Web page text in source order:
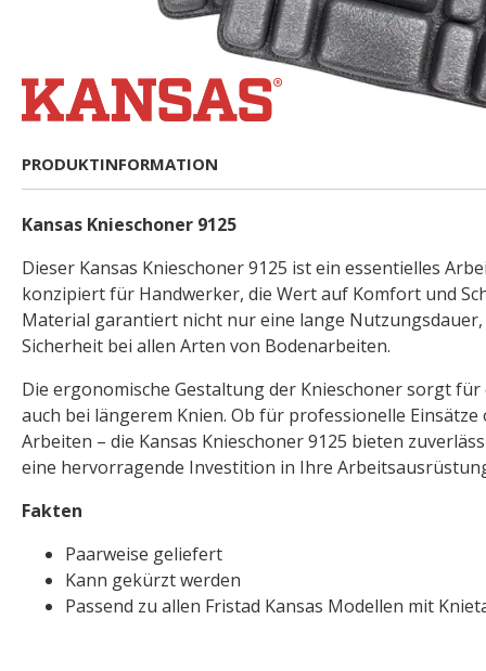
PRODUKTINFORMATION
Kansas Knieschoner 9125
Dieser Kansas Knieschoner 9125 ist ein essentielles
konzipiert für Handwerker, die Wert auf Komfort und
Material garantiert nicht nur eine lange
Sicherheit bei allen Arten von Bodenarbeiten.
Die ergonomische Gestaltung der Knieschoner sorgt
auch bei längerem Knien. Ob für professionelle
Arbeiten – die Kansas Knieschoner 9125 bieten
eine hervorragende Investition in Ihre
Fakten
Paarweise geliefert
Kann gekürzt werden
Passend zu allen Fristad Kansas Modellen mit